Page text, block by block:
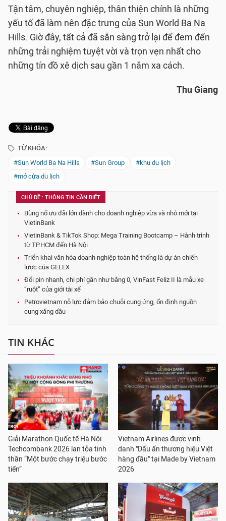
Tận tâm, chuyên nghiệp, thân thiện chính là những
yếu tố đã làm nên đặc trưng của Sun World Ba Na
Hills. Giờ đây, tất cả đã sẵn sàng trở lại để đem đến
những trải nghiệm tuyệt vời và trọn vẹn nhất cho
những tín đồ xê dịch sau gần 1 năm xa cách.
Thu Giang
TỪ KHÓA:
#Sun World Ba Na Hills
#Sun Group
#khu du lịch
#mở cửa du lịch
CHỦ ĐỀ : THÔNG TIN CẦN BIẾT
Bùng nổ ưu đãi lớn dành cho doanh nghiệp vừa và nhỏ mới tại
VietinBank
VietinBank & TikTok Shop: Mega Training Bootcamp – Hành trình
từ TP.HCM đến Hà Nội
Triển khai văn hóa doanh nghiệp toàn hệ thống là dự án chiến
lược của GELEX
Đổi pin nhanh, chi phí gần như bằng 0, VinFast Feliz II là mẫu xe
“ruột” của giới tài xế
Petrovietnam nỗ lực đảm bảo chuỗi cung ứng, ổn định nguồn
cung xăng dầu
TIN KHÁC
Giải Marathon Quốc tế Hà Nội
Techcombank 2026 lan tỏa tinh
thần “Một bước chạy triệu bước
tiến”
Vietnam Airlines được vinh
danh "Dấu ấn thương hiệu Việt
hàng đầu" tại Made by Vietnam
2026